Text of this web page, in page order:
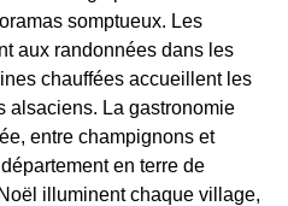
somptueux. Les
aux randonnées dans les
chauffées accueillent les
alsaciens. La gastronomie
entre champignons et
en terre de
illuminent chaque village,